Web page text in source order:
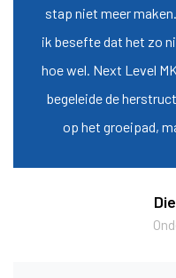
stap niet meer
ik besefte dat het zo
hoe wel. Next Level
begeleide de
op het groeipad,